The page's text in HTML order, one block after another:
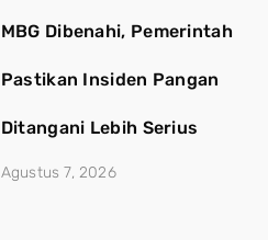
MBG Dibenahi, Pemerintah
Pastikan Insiden Pangan
Ditangani Lebih Serius
Agustus 7, 2026